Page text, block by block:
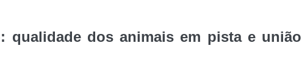
qualidade dos animais em pista e união